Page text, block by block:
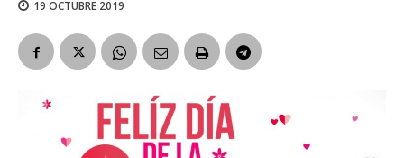
19 OCTUBRE 2019